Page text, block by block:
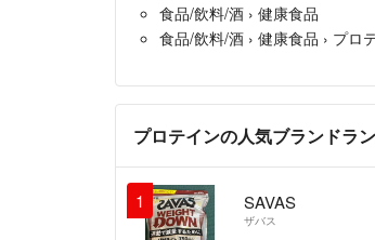
食品/飲料/酒 › 健康食品
食品/飲料/酒 › 健康食品 › プロ
プロテインの人気ブランドラ
1 SAVAS
ザバス